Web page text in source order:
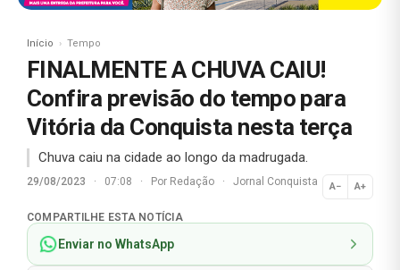
Início Tempo
FINALMENTE A CHUVA CAIU!
Confira previsão do tempo para
Vitória da Conquista nesta terça
Chuva caiu na cidade ao longo da madrugada.
29/08/2023 · 07:08 · Por Redação · Jornal Conquista A− A+
Normal
COMPARTILHE ESTA NOTÍCIA
Enviar no WhatsApp